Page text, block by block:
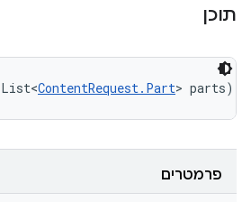
תוכן
ContentRequest.Part> parts)
פרמטרים